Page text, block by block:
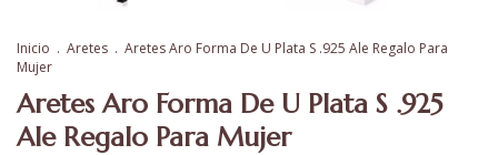
Inicio . Aretes . Aretes Aro Forma De U Plata S .925 Ale Regalo Para
Mujer
Aretes Aro Forma De U Plata S .925
Ale Regalo Para Mujer